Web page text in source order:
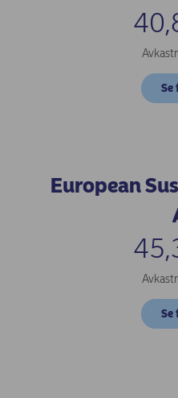
Se
European
Se